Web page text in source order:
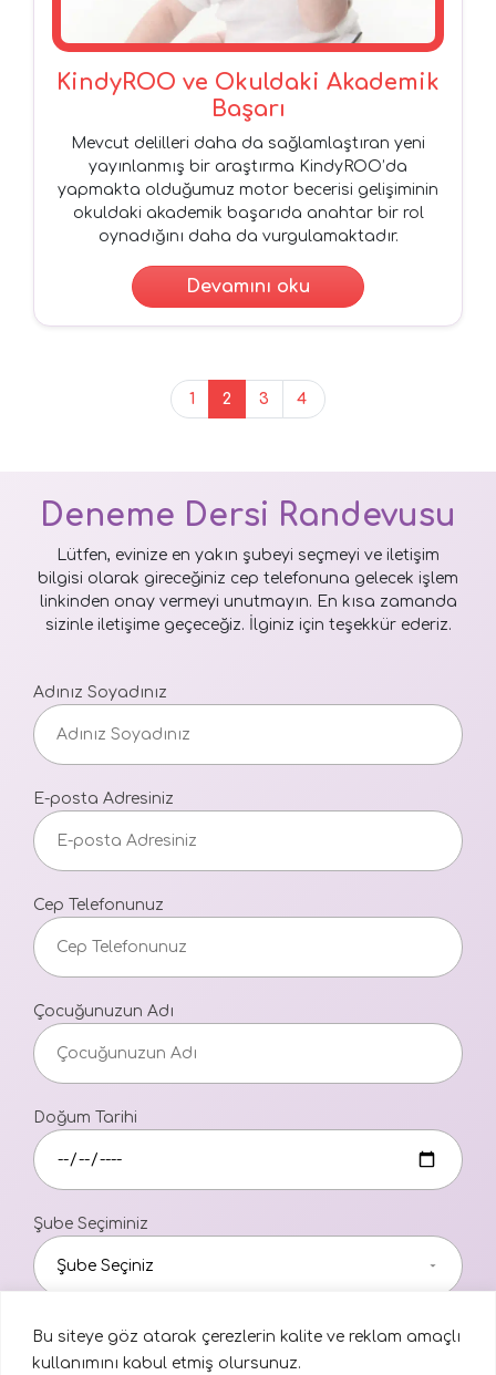
Bu siteye göz atarak çerezlerin kalite ve reklam amaçlı
kullanımını kabul etmiş olursunuz.
KindyROO ve Okuldaki Akademik
Başarı
Mevcut delilleri daha da sağlamlaştıran yeni
yayınlanmış bir araştırma KindyROO’da
yapmakta olduğumuz motor becerisi gelişiminin
okuldaki akademik başarıda anahtar bir rol
oynadığını daha da vurgulamaktadır.
Devamını oku
1 2 3 4
Deneme Dersi Randevusu
Lütfen, evinize en yakın şubeyi seçmeyi ve iletişim
bilgisi olarak gireceğiniz cep telefonuna gelecek işlem
linkinden onay vermeyi unutmayın. En kısa zamanda
sizinle iletişime geçeceğiz. İlginiz için teşekkür ederiz.
Adınız Soyadınız
E-posta Adresiniz
Cep Telefonunuz
Çocuğunuzun Adı
Doğum Tarihi
Şube Seçiminiz
Aydınlatma Metni